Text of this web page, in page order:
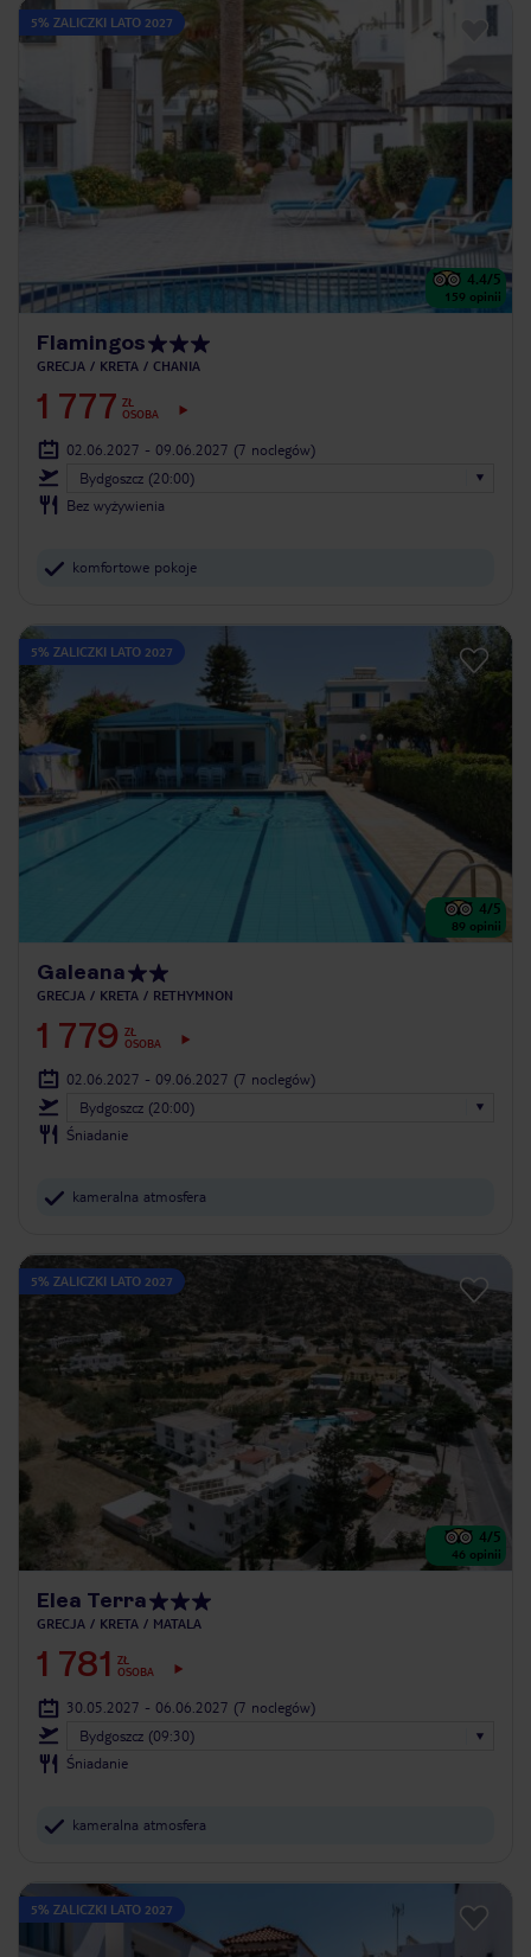
5% ZALICZKI LATO 2027
4.4/5
159 opinii
Flamingos
GRECJA KRETA CHANIA
1 777 ZŁ
OSOBA
02.06.2027 - 09.06.2027 (7 noclegów)
Bydgoszcz (20:00)
Bez wyżywienia
komfortowe pokoje
5% ZALICZKI LATO 2027
4/5
89 opinii
Galeana
GRECJA KRETA RETHYMNON
1 779 ZŁ
OSOBA
02.06.2027 - 09.06.2027 (7 noclegów)
Bydgoszcz (20:00)
Śniadanie
kameralna atmosfera
5% ZALICZKI LATO 2027
4/5
46 opinii
Elea Terra
GRECJA KRETA MATALA
1 781
ZŁ
OSOBA
30.05.2027 - 06.06.2027 (7 noclegów)
Bydgoszcz (09:30)
Śniadanie
kameralna atmosfera
5% ZALICZKI LATO 2027